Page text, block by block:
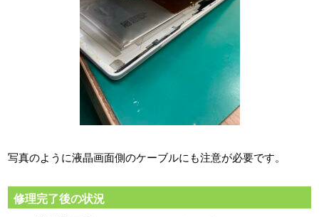
写真のように液晶画面側のケーブルにも注意が必要です。
修理完了後の状況